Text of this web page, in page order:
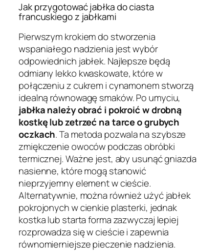
Jak przygotować jabłka do ciasta
francuskiego z jabłkami
Pierwszym krokiem do stworzenia
wspaniałego nadzienia jest wybór
odpowiednich jabłek. Najlepsze będą
odmiany lekko kwaskowate, które w
połączeniu z cukrem i cynamonem stworzą
idealną równowagę smaków. Po umyciu,
jabłka należy obrać i pokroić w drobną
kostkę lub zetrzeć na tarce o grubych
oczkach. Ta metoda pozwala na szybsze
zmiękczenie owoców podczas obróbki
termicznej. Ważne jest, aby usunąć gniazda
nasienne, które mogą stanowić
nieprzyjemny element w cieście.
Alternatywnie, można również użyć jabłek
pokrojonych w cienkie plasterki, jednak
kostka lub starta forma zazwyczaj lepiej
rozprowadza się w cieście i zapewnia
równomierniejsze pieczenie nadzienia.